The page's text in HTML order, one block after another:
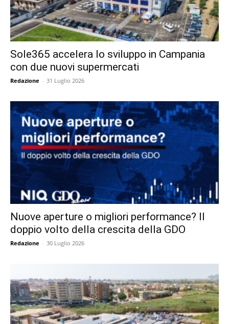
Sole365 accelera lo sviluppo in Campania
con due nuovi supermercati
Redazione - 31 Luglio 2026
Nuove aperture o migliori performance? Il
doppio volto della crescita della GDO
Redazione - 30 Luglio 2026